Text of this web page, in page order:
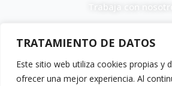
TRATAMIENTO DE DATOS
Este sitio web utiliza cookies propias y
ofrecer una mejor experiencia. Al
Trabaja con
a
e
b
n
t
a
t
o
Política de devoluciones y